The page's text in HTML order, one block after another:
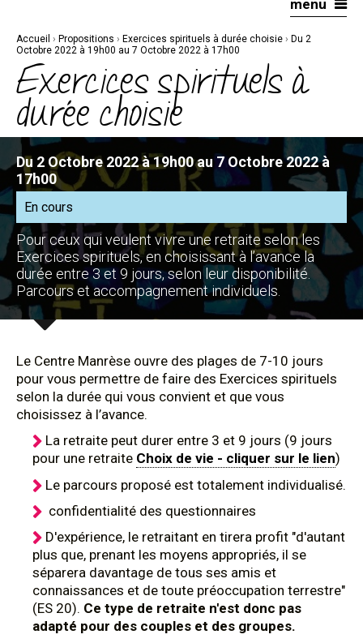
navigation
menu
Accueil › Propositions › Exercices spirituels à durée choisie › Du 2
Octobre 2022 à 19h00 au 7 Octobre 2022 à 17h00
Exercices spirituels à
durée choisie
Du 2 Octobre 2022 à 19h00 au 7 Octobre 2022 à
17h00
En cours
Pour ceux qui veulent vivre une retraite selon les
Exercices spirituels, en choisissant à l’avance la
durée entre 3 et 9 jours, selon leur disponibilité.
Parcours et accompagnement individuels.
Le Centre Manrèse ouvre des plages de 7-10 jours
pour vous permettre de faire des Exercices spirituels
selon la durée qui vous convient et que vous
choisissez à l’avance.
La retraite peut durer entre 3 et 9 jours (9 jours
pour une retraite Choix de vie - cliquer sur le lien)
Le parcours proposé est totalement individualisé.
confidentialité des questionnaires
D'expérience, le retraitant en tirera profit "d'autant
plus que, prenant les moyens appropriés, il se
séparera davantage de tous ses amis et
connaissances et de toute préoccupation terrestre"
(ES 20). Ce type de retraite n'est donc pas
adapté pour des couples et des groupes.